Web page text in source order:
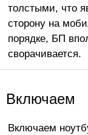
толстыми, что
сторону на
порядке, БП
сворачивается.
Включаем
Включаем